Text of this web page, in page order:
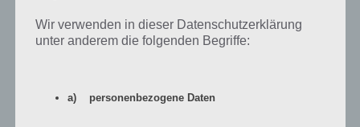
F: Für welche Plattformen gibt es die App zum Download?
nocht nicht fest).
Wir verwenden in dieser Datenschutzerklärung
unter anderem die folgenden Begriffe:
a) personenbezogene Daten